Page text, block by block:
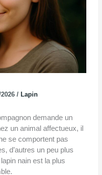
2026/ Lapin
demande un
un animal affectueux, il
se comportent pas
d’autres un peu plus
nain est la plus